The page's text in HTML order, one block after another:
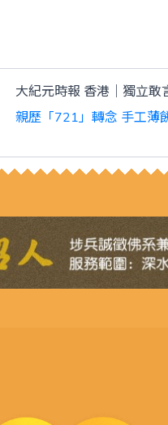
大紀元時報 香港｜獨立敢
親歷「721」轉念 手工薄